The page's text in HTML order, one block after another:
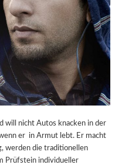
will nicht Autos knacken in der
er in Armut lebt. Er macht
werden die traditionellen
Prüfstein individueller